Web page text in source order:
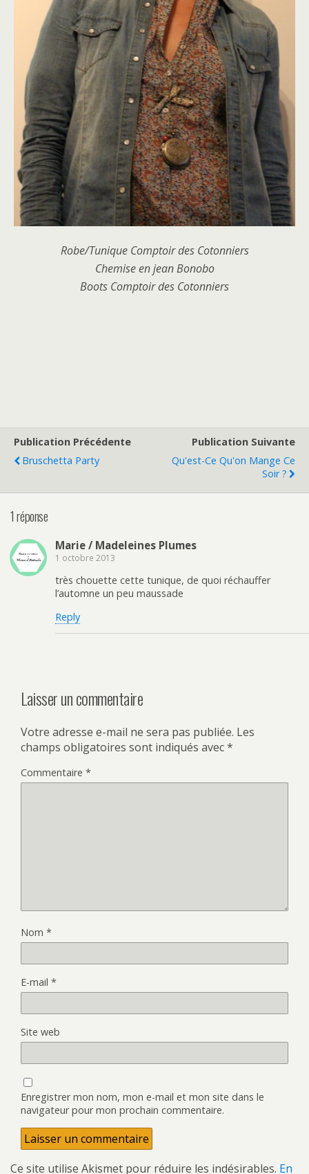
Robe/Tunique Comptoir des Cotonniers
Chemise en jean Bonobo
Boots Comptoir des Cotonniers
Publication Précédente
Bruschetta Party
Publication Suivante
Qu'est-Ce Qu'on Mange Ce
Soir ?
1 réponse
Marie / Madeleines Plumes
1 octobre 2013
très chouette cette tunique, de quoi réchauffer
l’automne un peu maussade
Reply
Laisser un commentaire
Votre adresse e-mail ne sera pas publiée. Les
champs obligatoires sont indiqués avec*
Commentaire *
Nom *
E-mail *
Site web
Enregistrer mon nom, mon e-mail et mon site dans le
navigateur pour mon prochain commentaire.
Ce site utilise Akismet pour réduire les indésirables. En